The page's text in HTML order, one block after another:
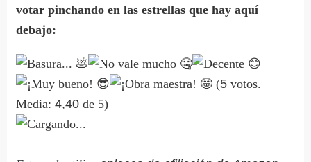
votar pinchando en las estrellas que hay aquí
debajo:
(5 votos.
Media:4,40 de 5)
Cargando...